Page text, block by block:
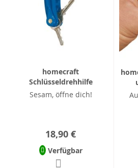
homecraft
Schlüsseldrehhilfe
Sesam, öffne dich!
18,90 €
Verfügbar